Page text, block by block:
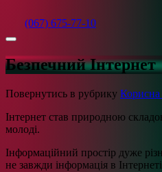
(067) 675-77-10
Безпечний Інтернет
Повернутись в рубрику Корисна
Інтернет став природною
молоді.
Інформаційний простір дуже
не завжди інформація в